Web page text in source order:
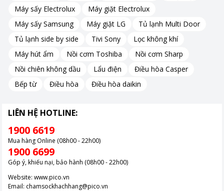
Gas R600A bảo vệ môi trường
Một lựa chọn thân thiện với môi trường, đánh dấu bước tiến
quan trọng trong ngành công nghiệp lạnh.
Gas R600A, với khả năng tái chế cao và ảnh hưởng thấp tới tầng
loại gas làm lạnh truyền thống.
Sự chọn lựa này không chỉ nâng cao hiệu suất làm lạnh mà còn
phản ánh cam kết của Sanaky trong việc bảo vệ môi trường.
Người tiêu dùng nhận được sản phẩm hiệu quả, tiết kiệm năng
lượng và đóng góp vào nỗ lực toàn cầu nhằm giảm thiểu biến
Máy sấy Electrolux
Máy giặt Electrolux
Máy sấy Samsung
Máy giặt LG
Tủ lạnh Multi Door
Tủ lạnh side by side
Tivi Sony
Lọc không khí
Máy hút ẩm
Nồi cơm Toshiba
Nồi cơm Sharp
Nồi chiên không dầu
Lẩu điện
Điều hòa Casper
Bếp từ
Điều hòa Điều hòa daikin
LIÊN HỆ HOTLINE:
1900 6619
Mua hàng Online (08h00 - 22h00)
1900 6699
Góp ý, khiếu nại, bảo hành (08h00 - 22h00)
Website: www.pico.vn
Email: chamsockhachhang@pico.vn